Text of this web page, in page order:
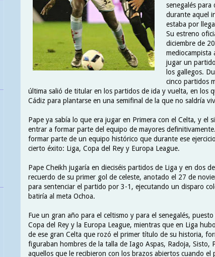
senegalés para
durante aquel
estaba por
Su estreno
diciembre de
mediocampista
jugar un
los gallegos.
cinco partidos
última salió de titular en los partidos de ida y vuelta, en los
Cádiz para plantarse en una semifinal de la que no saldría
Pape ya sabía lo que era jugar en Primera con el Celta, y el
entrar a formar parte del equipo de mayores
formar parte de un equipo histórico que durante ese
cierto éxito: Liga, Copa del Rey y Europa League.
Pape Cheikh jugaría en dieciséis partidos de Liga y en dos
recuerdo de su primer gol de celeste, anotado el 27 de
para sentenciar el partido por 3-1, ejecutando un disparo
batiría al meta Ochoa.
Fue un gran año para el celtismo y para el senegalés,
Copa del Rey y la Europa League, mientras que en Liga
de ese gran Celta que rozó el primer título de su historia,
figuraban hombres de la talla de Iago Aspas, Radoja,
aquellos que le recibieron con los brazos abiertos cuando